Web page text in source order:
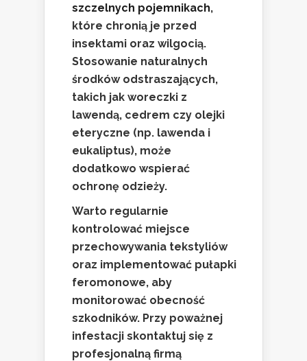
szczelnych pojemnikach,
które chronią je przed
insektami oraz wilgocią.
Stosowanie naturalnych
środków odstraszających,
takich jak woreczki z
lawendą, cedrem czy olejki
eteryczne (np. lawenda i
eukaliptus), może
dodatkowo wspierać
ochronę odzieży.
Warto regularnie
kontrolować miejsce
przechowywania tekstyliów
oraz implementować pułapki
feromonowe, aby
monitorować obecność
szkodników. Przy poważnej
infestacji skontaktuj się z
profesjonalną firmą